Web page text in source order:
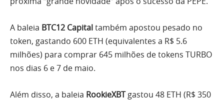
A baleia BTC12 Capitaltambém apostou pesado no
token, gastando 600 ETH (equivalentes a R$ 5.6
milhões) para comprar 645 milhões de tokens TURBO
nos dias 6 e 7 de maio.
Além disso, a baleia RookieXBTgastou 48 ETH (R$ 350